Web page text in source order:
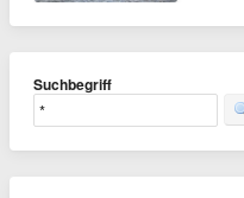
Suchbegriff